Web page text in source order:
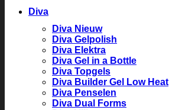
Diva
Diva Nieuw
Diva Gelpolish
Diva Elektra
Diva Gel in a Bottle
Diva Topgels
Diva Builder Gel Low Heat
Diva Penselen
Diva Dual Forms